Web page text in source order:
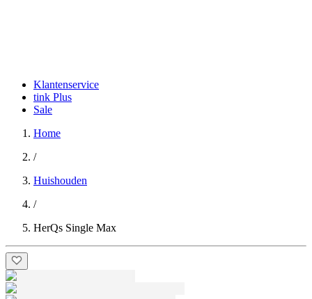
Klantenservice
tink Plus
Sale
Home
/
Huishouden
/
HerQs Single Max